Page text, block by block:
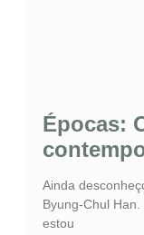
Épocas:
Ainda
Byung-Chul
estou